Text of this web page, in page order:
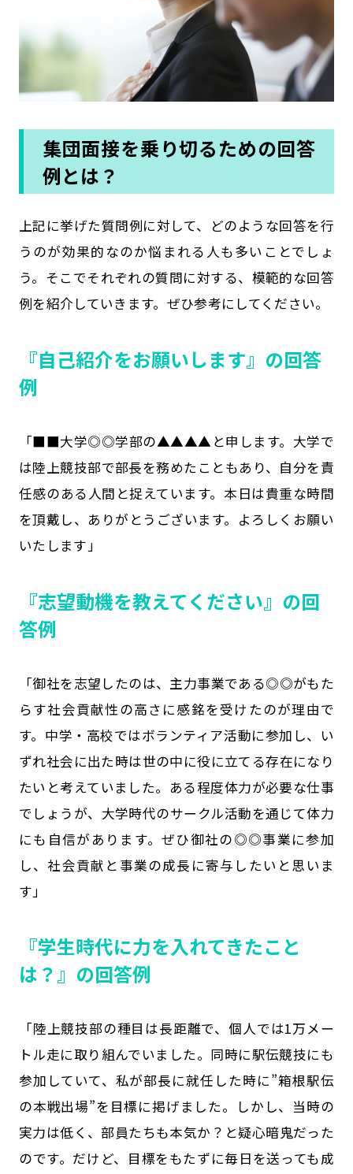
集団面接を乗り切るための回答
例とは？
上記に挙げた質問例に対して、どのような回答を行
うのが効果的なのか悩まれる人も多いことでしょ
う。そこでそれぞれの質問に対する、模範的な回答
例を紹介していきます。ぜひ参考にしてください。
『自己紹介をお願いします』の回答
例
「■■大学◎◎学部の▲▲▲▲と申します。大学で
は陸上競技部で部長を務めたこともあり、自分を責
任感のある人間と捉えています。本日は貴重な時間
を頂戴し、ありがとうございます。よろしくお願い
いたします」
『志望動機を教えてください』の回
答例
「御社を志望したのは、主力事業である◎◎がもた
らす社会貢献性の高さに感銘を受けたのが理由で
す。中学・高校ではボランティア活動に参加し、い
ずれ社会に出た時は世の中に役に立てる存在になり
たいと考えていました。ある程度体力が必要な仕事
でしょうが、大学時代のサークル活動を通じて体力
にも自信があります。ぜひ御社の◎◎事業に参加
し、社会貢献と事業の成長に寄与したいと思いま
す」
『学生時代に力を入れてきたこと
は？』の回答例
「陸上競技部の種目は長距離で、個人では1万メー
トル走に取り組んでいました。同時に駅伝競技にも
参加していて、私が部長に就任した時に”箱根駅伝
の本戦出場”を目標に掲げました。しかし、当時の
実力は低く、部員たちも本気か？と疑心暗鬼だった
のです。だけど、目標をもたずに毎日を送っても成